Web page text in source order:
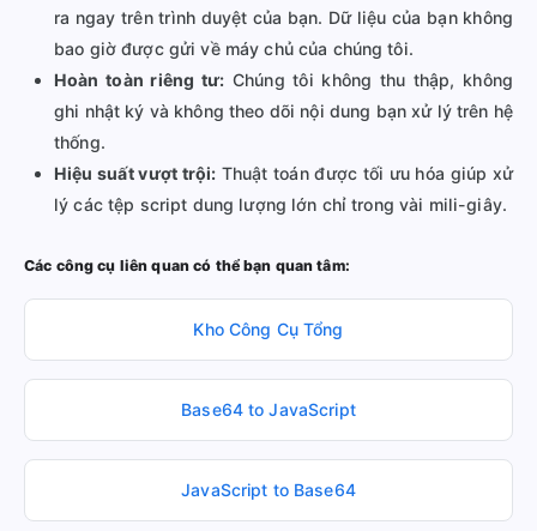
ra ngay trên trình duyệt của bạn. Dữ liệu của bạn không
bao giờ được gửi về máy chủ của chúng tôi.
Hoàn toàn riêng tư: Chúng tôi không thu thập, không
ghi nhật ký và không theo dõi nội dung bạn xử lý trên hệ
thống.
Hiệu suất vượt trội: Thuật toán được tối ưu hóa giúp xử
lý các tệp script dung lượng lớn chỉ trong vài mili-giây.
Các công cụ liên quan có thể bạn quan tâm:
Kho Công Cụ Tổng
Base64 to JavaScript
JavaScript to Base64